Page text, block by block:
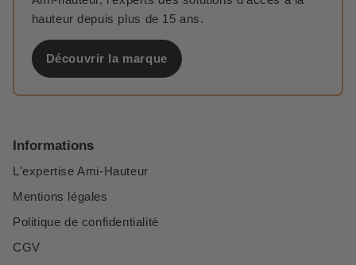
hauteur depuis plus de 15 ans.
Découvrir la marque
Informations
L'expertise Ami-Hauteur
Mentions légales
Politique de confidentialité
CGV